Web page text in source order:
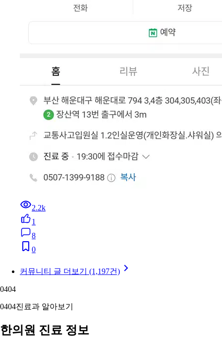
2.2k
1
8
0
커뮤니티 글 더보기 (1,197건)
0404
0404진료과 알아보기
한의원 진료 정보